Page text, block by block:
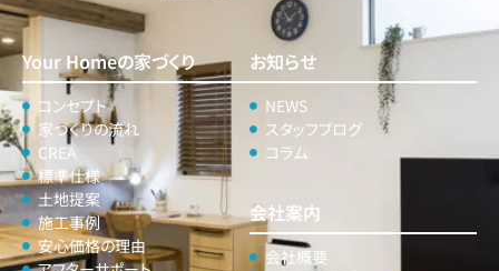
Your Homeの家づくり
コンセプト
家づくりの流れ
CREA
標準仕様
土地提案
施工事例
安心価格の理由
お知らせ
NEWS
スタッフブログ
コラム
会社案内
会社概要